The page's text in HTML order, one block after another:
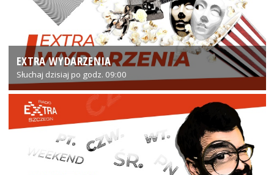
EXTRA WYDARZENIA
Słuchaj dzisiaj po godz. 09:00